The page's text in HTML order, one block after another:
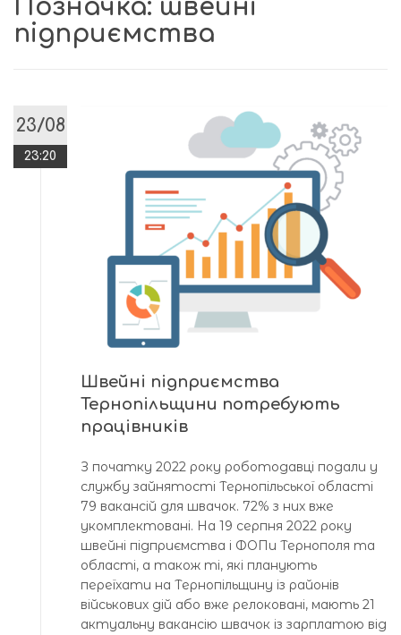
Позначка: швейні
підприємства
23/08
23:20
Швейні підприємства
Тернопільщини потребують
працівників
З початку 2022 року роботодавці подали у
службу зайнятості Тернопільської області
79 вакансій для швачок. 72% з них вже
укомплектовані. На 19 серпня 2022 року
швейні підприємства і ФОПи Тернополя та
області, а також ті, які планують
переїхати на Тернопільщину із районів
військових дій або вже релоковані, мають 21
актуальну вакансію швачок із зарплатою від